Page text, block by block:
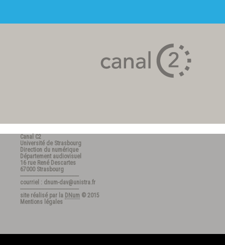
Canal C2
Université de Strasbourg
Direction du numérique
Département audiovisuel
16 rue René Descartes
67000 Strasbourg
---------------------------------------
courriel : dnum-dav@unistra.fr
---------------------------------------
site réalisé par la DNum © 2015
Mentions légales